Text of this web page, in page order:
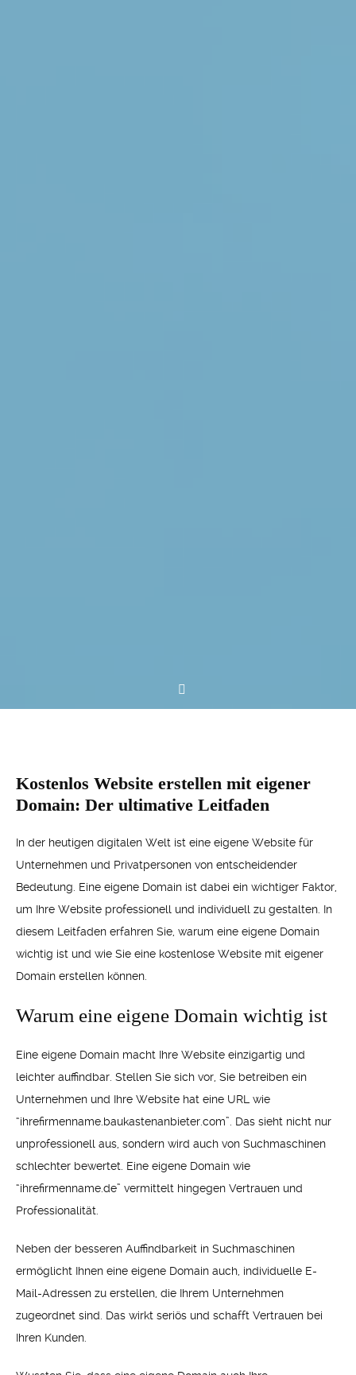
Kostenlos Website erstellen mit eigener
Domain: Der ultimative Leitfaden
In der heutigen digitalen Welt ist eine eigene Website für
Unternehmen und Privatpersonen von entscheidender
Bedeutung. Eine eigene Domain ist dabei ein wichtiger Faktor,
um Ihre Website professionell und individuell zu gestalten. In
diesem Leitfaden erfahren Sie, warum eine eigene Domain
wichtig ist und wie Sie eine kostenlose Website mit eigener
Domain erstellen können.
Warum eine eigene Domain wichtig ist
Eine eigene Domain macht Ihre Website einzigartig und
leichter auffindbar. Stellen Sie sich vor, Sie betreiben ein
Unternehmen und Ihre Website hat eine URL wie
“ihrefirmenname.baukastenanbieter.com”. Das sieht nicht nur
unprofessionell aus, sondern wird auch von Suchmaschinen
schlechter bewertet. Eine eigene Domain wie
“ihrefirmenname.de” vermittelt hingegen Vertrauen und
Professionalität.
Neben der besseren Auffindbarkeit in Suchmaschinen
ermöglicht Ihnen eine eigene Domain auch, individuelle E-
Mail-Adressen zu erstellen, die Ihrem Unternehmen
zugeordnet sind. Das wirkt seriös und schafft Vertrauen bei
Ihren Kunden.